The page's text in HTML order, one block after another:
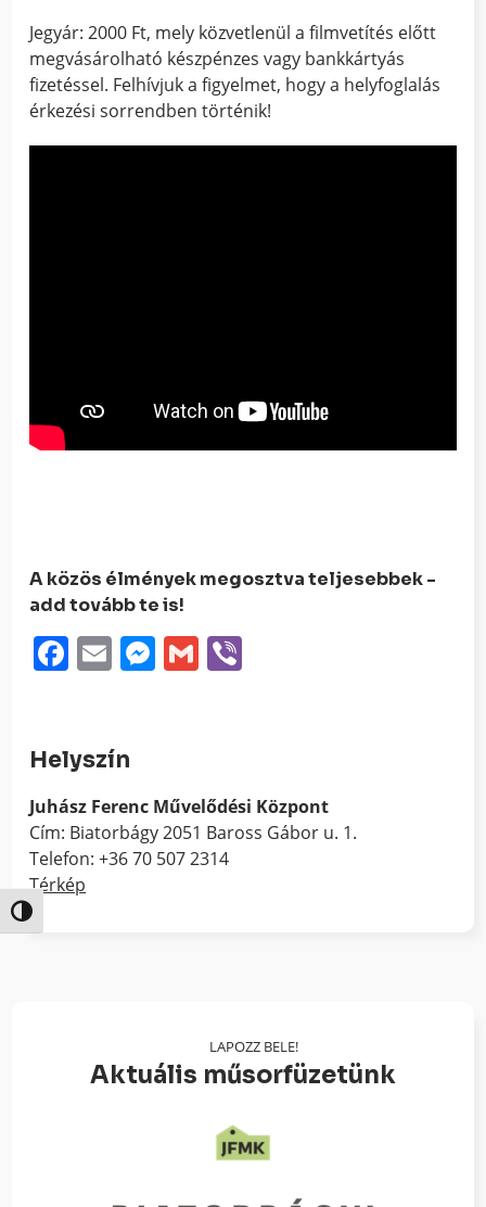
Nagy kontraszt váltása
Jegyár: 2000 Ft, mely közvetlenül a filmvetítés előtt
megvásárolható készpénzes vagy bankkártyás
fizetéssel. Felhívjuk a figyelmet, hogy a helyfoglalás
érkezési sorrendben történik!
A közös élmények megosztva teljesebbek -
add tovább te is!
Facebook
EmailMessenger
Gmail
Helyszín
Juhász Ferenc Művelődési Központ
Cím: Biatorbágy 2051 Baross Gábor u. 1.
Telefon: +36 70 507 2314
Térkép
LAPOZZ BELE!
Aktuális műsorfüzetünk